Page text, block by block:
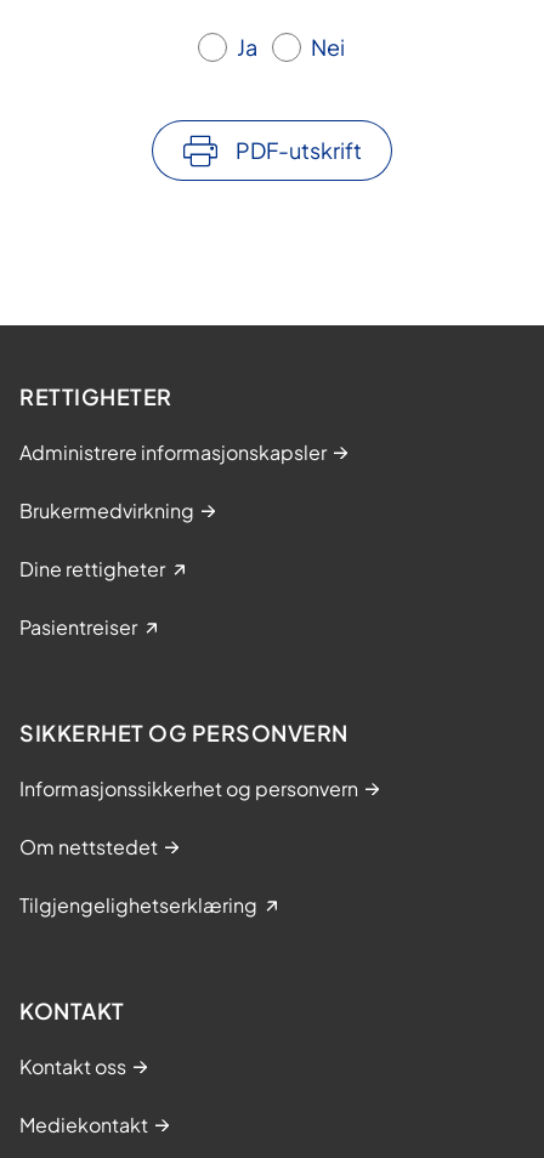
Ja Nei
PDF-utskrift
RETTIGHETER
Administrere informasjonskapsler
Brukermedvirkning
Dine rettigheter
Pasientreiser
SIKKERHET OG PERSONVERN
Informasjonssikkerhet og personvern
Om nettstedet
Tilgjengelighetserklæring
KONTAKT
Kontakt oss
Mediekontakt